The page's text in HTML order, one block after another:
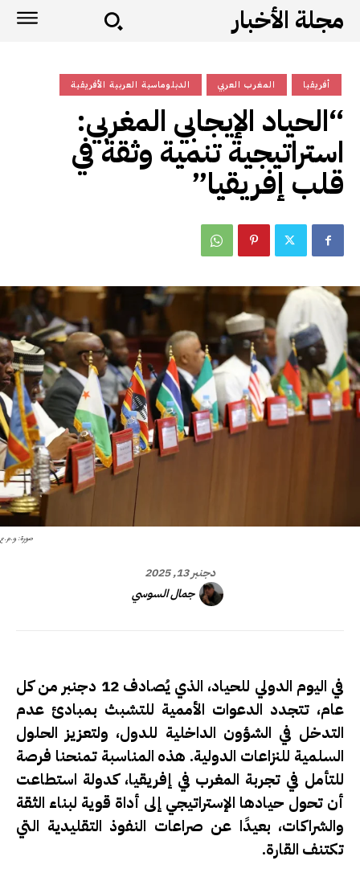
مجلة الأخبار
أفريقيا المغرب العربي الدبلوماسية العربية الأفريقية
“الحياد الإيجابي المغربي:
استراتيجية تنمية وثقة في
قلب إفريقيا”
صورة: و.م.ع
دجنبر 13, 2025
جمال السوسي
في اليوم الدولي للحياد، الذي يُصادف 12 دجنبر من كل
عام، تتجدد الدعوات الأممية للتشبث بمبادئ عدم
التدخل في الشؤون الداخلية للدول، ولتعزيز الحلول
السلمية للنزاعات الدولية. هذه المناسبة تمنحنا فرصة
للتأمل في تجربة المغرب في إفريقيا، كدولة استطاعت
أن تحول حيادها الإستراتيجي إلى أداة قوية لبناء الثقة
والشراكات، بعيدًا عن صراعات النفوذ التقليدية التي
تكتنف القارة.